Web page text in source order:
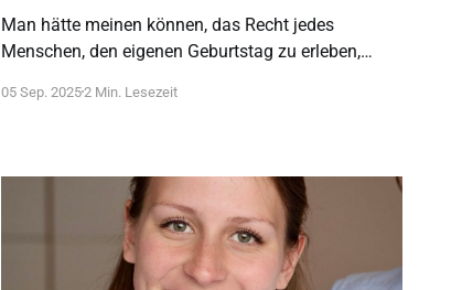
Man hätte meinen können, das Recht jedes
Menschen, den eigenen Geburtstag zu erleben,
Lange Zeit kannte die Debatte um Abtreibung und
„Selbstbestimmung“, zu Lasten derjenigen, die ihre
Rechte nicht immer selbst einfordern
05 Sep. 20252 Min. Lesezeit